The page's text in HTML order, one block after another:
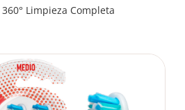
360° Limpieza Completa